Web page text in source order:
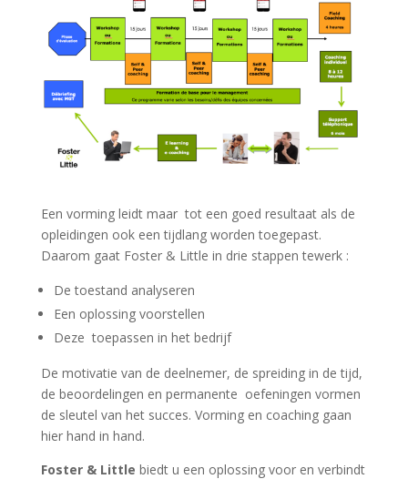
Een vorming leidt maar tot een goed resultaat als de
opleidingen ook een tijdlang worden toegepast.
Daarom gaat Foster & Little in drie stappen tewerk :
De toestand analyseren
Een oplossing voorstellen
Deze toepassen in het bedrijf
De motivatie van de deelnemer, de spreiding in de tijd,
de beoordelingen en permanente oefeningen vormen
de sleutel van het succes. Vorming en coaching gaan
hier hand in hand.
Foster & Little biedt u een oplossing voor en verbindt